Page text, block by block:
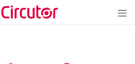
i control
Instrumentació analògica